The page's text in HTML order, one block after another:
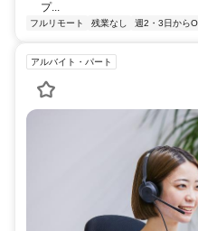
プ...
フルリモート 残業なし 週2・3日から
アルバイト・パート